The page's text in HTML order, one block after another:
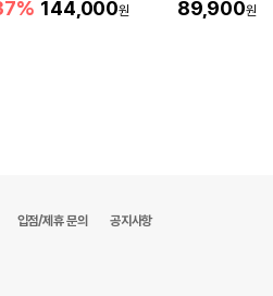
144,000원 89,900원
입점/제휴 문의 공지사항